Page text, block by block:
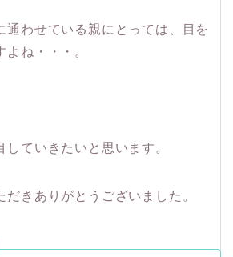
通わせている親にとっては、目を
ね・・・。
ていきたいと思います。
きありがとうございました。